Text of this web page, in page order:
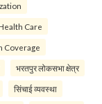
Care
Coverage
भरतपुर लोकसभा क्षेत्र
सिंचाई व्यवस्था